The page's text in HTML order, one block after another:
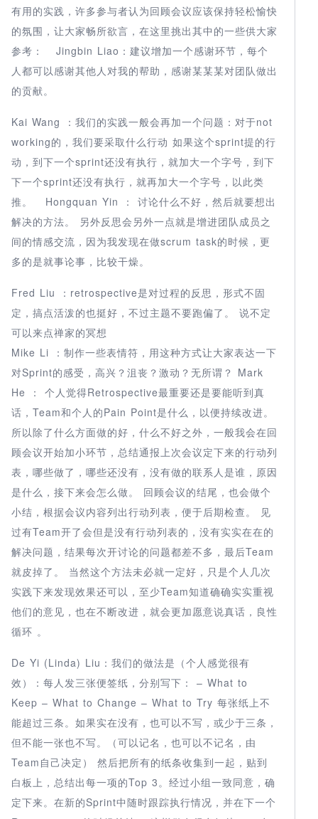
有用的实践，许多参与者认为回顾会议应该保持轻松愉快
的氛围，让大家畅所欲言，在这里挑出其中的一些供大家
参考： Jingbin Liao：建议增加一个感谢环节，每个
人都可以感谢其他人对我的帮助，感谢某某某对团队做出
的贡献。
Kai Wang ：我们的实践一般会再加一个问题：对于not
working的，我们要采取什么行动 如果这个sprint提的行
动，到下一个sprint还没有执行，就加大一个字号，到下
下一个sprint还没有执行，就再加大一个字号，以此类
推。 Hongquan Yin ： 讨论什么不好，然后就要想出
解决的方法。 另外反思会另外一点就是增进团队成员之
间的情感交流，因为我发现在做scrum task的时候，更
多的是就事论事，比较干燥。
Fred Liu ：retrospective是对过程的反思，形式不固
定，搞点活泼的也挺好，不过主题不要跑偏了。 说不定
可以来点禅家的冥想
Mike Li ：制作一些表情符，用这种方式让大家表达一下
对Sprint的感受，高兴？沮丧？激动？无所谓？ Mark
He ： 个人觉得Retrospective最重要还是要能听到真
话，Team和个人的Pain Point是什么，以便持续改进。
所以除了什么方面做的好，什么不好之外，一般我会在回
顾会议开始加小环节，总结通报上次会议定下来的行动列
表，哪些做了，哪些还没有，没有做的联系人是谁，原因
是什么，接下来会怎么做。 回顾会议的结尾，也会做个
小结，根据会议内容列出行动列表，便于后期检查。 见
过有Team开了会但是没有行动列表的，没有实实在在的
解决问题，结果每次开讨论的问题都差不多，最后Team
就皮掉了。 当然这个方法未必就一定好，只是个人几次
实践下来发现效果还可以，至少Team知道确确实实重视
他们的意见，也在不断改进，就会更加愿意说真话，良性
循环 。
De Yi (Linda) Liu：我们的做法是（个人感觉很有
效）：每人发三张便签纸，分别写下： – What to
Keep – What to Change – What to Try 每张纸上不
能超过三条。如果实在没有，也可以不写，或少于三条，
但不能一张也不写。（可以记名，也可以不记名，由
Team自己决定） 然后把所有的纸条收集到一起，贴到
白板上，总结出每一项的Top 3。经过小组一致同意，确
定下来。在新的Sprint中随时跟踪执行情况，并在下一个